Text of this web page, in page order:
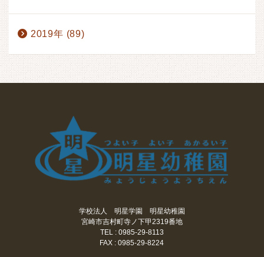
2019年 (89)
学校法人 明星学園 明星幼稚園
宮崎市吉村町寺ノ下甲2319番地
TEL : 0985-29-8113
FAX : 0985-29-8224